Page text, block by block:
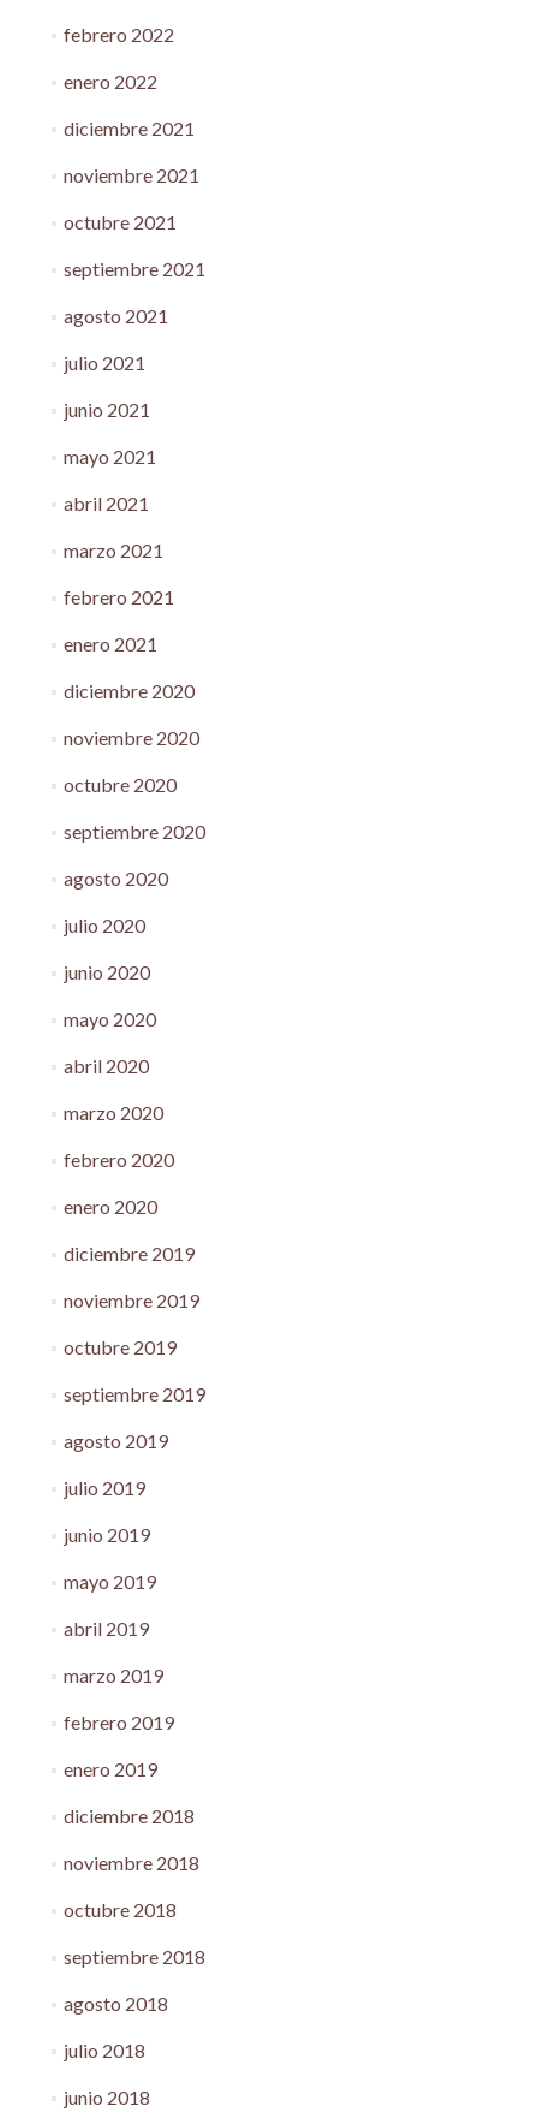
febrero 2022
enero 2022
diciembre 2021
noviembre 2021
octubre 2021
septiembre 2021
agosto 2021
julio 2021
junio 2021
mayo 2021
abril 2021
marzo 2021
febrero 2021
enero 2021
diciembre 2020
noviembre 2020
octubre 2020
septiembre 2020
agosto 2020
julio 2020
junio 2020
mayo 2020
abril 2020
marzo 2020
febrero 2020
enero 2020
diciembre 2019
noviembre 2019
octubre 2019
septiembre 2019
agosto 2019
julio 2019
junio 2019
mayo 2019
abril 2019
marzo 2019
febrero 2019
enero 2019
diciembre 2018
noviembre 2018
octubre 2018
septiembre 2018
agosto 2018
julio 2018
junio 2018